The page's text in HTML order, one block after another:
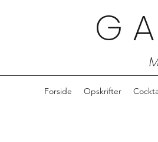
G
Forside Opskrifter